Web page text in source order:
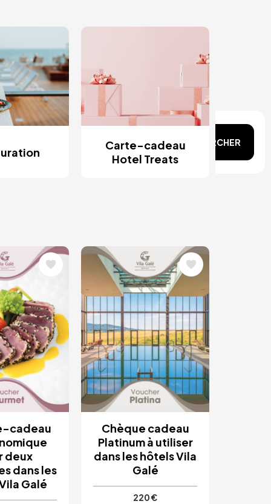
RECHERCHER
Carte-cadeau
Hotel Treats
cadeau
deux
dans les
Galé
Image
Chèque cadeau
Platinum à utiliser
dans les hôtels Vila
Galé
220 €